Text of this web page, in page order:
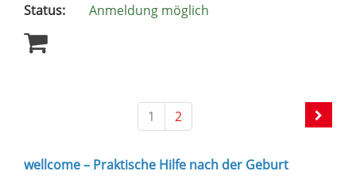
Status:
Anmeldung möglich
1 2
wellcome – Praktische Hilfe nach der Geburt